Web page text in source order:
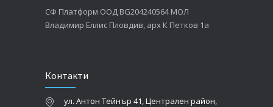
СФ Платформ ООД BG204240564 МОЛ
Владимир Еллис Пловдив, арх К Петков 1а
Контакти
ул. Антон Тейнър 41, Централен район,